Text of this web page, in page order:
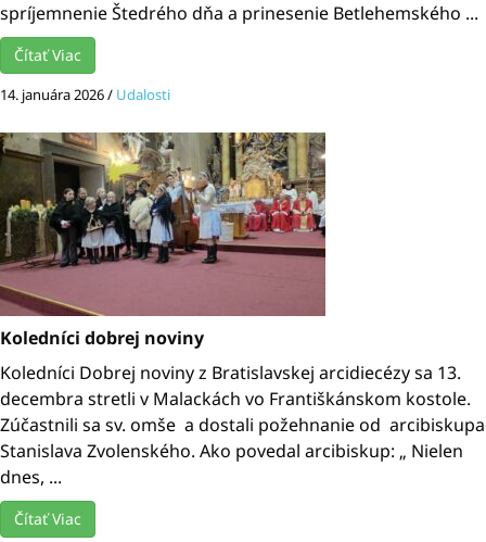
spríjemnenie Štedrého dňa a prinesenie Betlehemského ...
Čítať Viac
14. januára 2026/ Udalosti
Koledníci dobrej noviny
Koledníci Dobrej noviny z Bratislavskej arcidiecézy sa 13.
decembra stretli v Malackách vo Františkánskom kostole.
Zúčastnili sa sv. omše a dostali požehnanie od arcibiskupa
Stanislava Zvolenského. Ako povedal arcibiskup: „ Nielen
dnes, ...
Čítať Viac